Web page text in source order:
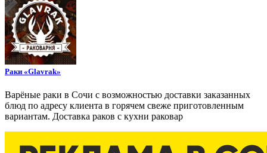
Раки «Glavrak»
Варёные раки в Сочи с возможностью доставки заказанных
блюд по адресу клиента в горячем свеже приготовленным
вариантам. Доставка раков с кухни раковар